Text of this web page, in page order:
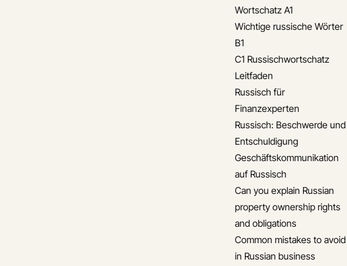
Wortschatz A1
Wichtige russische Wörter
B1
C1 Russischwortschatz
Leitfaden
Russisch für
Finanzexperten
Russisch: Beschwerde und
Entschuldigung
Geschäftskommunikation
auf Russisch
Can you explain Russian
property ownership rights
and obligations
Common mistakes to avoid
in Russian business